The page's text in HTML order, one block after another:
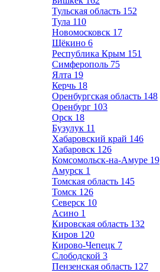
Тульская область 152
Тула 110
Новомосковск 17
Щёкино 6
Республика Крым 151
Симферополь 75
Ялта 19
Керчь 18
Оренбургская область 148
Оренбург 103
Орск 18
Бузулук 11
Хабаровский край 146
Хабаровск 126
Комсомольск-на-Амуре 19
Амурск 1
Томская область 145
Томск 126
Северск 10
Асино 1
Кировская область 132
Киров 120
Кирово-Чепецк 7
Слободской 3
Пензенская область 127